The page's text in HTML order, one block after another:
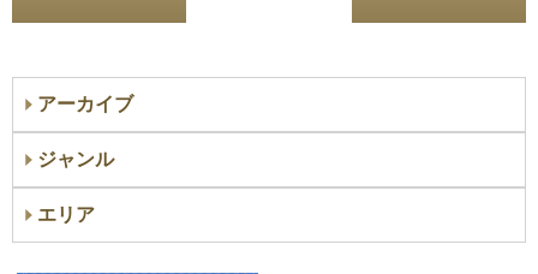
アーカイブ
ジャンル
エリア